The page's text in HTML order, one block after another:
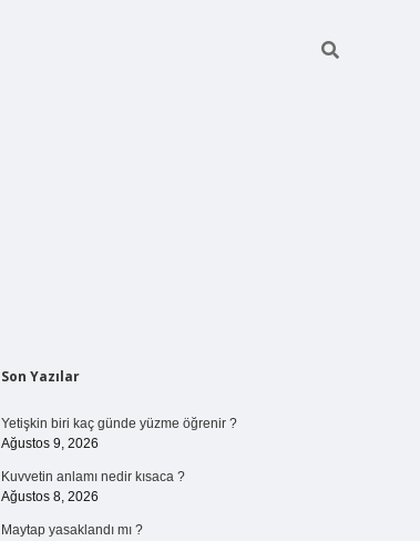
Sidebar
Son Yazılar
Yetişkin biri kaç günde yüzme öğrenir ?
Ağustos 9, 2026
Kuvvetin anlamı nedir kısaca ?
Ağustos 8, 2026
Maytap yasaklandı mı ?